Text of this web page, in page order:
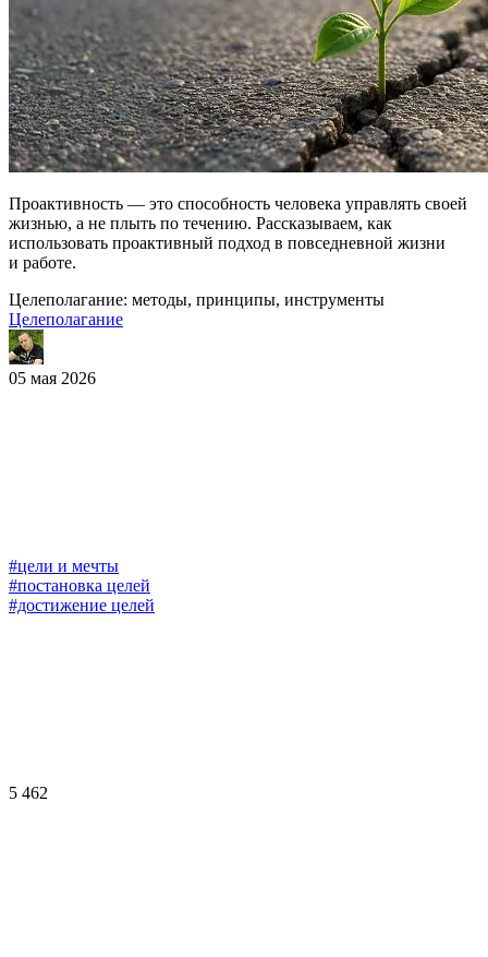
Проактивность — это способность человека управлять своей
жизнью, а не плыть по течению. Рассказываем, как
использовать проактивный подход в повседневной жизни
и работе.
Целеполагание: методы, принципы, инструменты
Целеполагание
05 мая 2026
#цели и мечты
#постановка целей
#достижение целей
5 462